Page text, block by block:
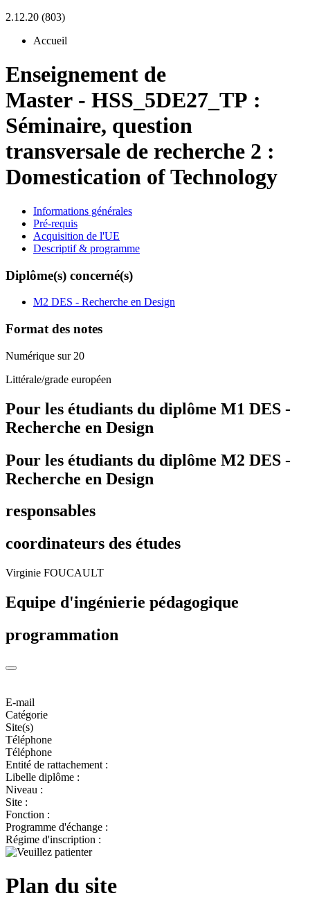
2.12.20 (803)
Accueil
Enseignement de
Master - HSS_5DE27_TP :
Séminaire, question
transversale de recherche 2 :
Domestication of Technology
Informations générales
Pré-requis
Acquisition de l'UE
Descriptif & programme
Diplôme(s) concerné(s)
M2 DES - Recherche en Design
Format des notes
Numérique sur 20
Littérale/grade européen
Pour les étudiants du diplôme M1 DES -
Recherche en Design
Pour les étudiants du diplôme M2 DES -
Recherche en Design
responsables
coordinateurs des études
Virginie FOUCAULT
Equipe d'ingénierie pédagogique
programmation
E-mail
Catégorie
Site(s)
Téléphone
Téléphone
Entité de rattachement :
Libelle diplôme :
Niveau :
Site :
Fonction :
Programme d'échange :
Régime d'inscription :
Plan du site